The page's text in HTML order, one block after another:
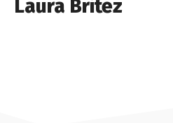
Laura Britez